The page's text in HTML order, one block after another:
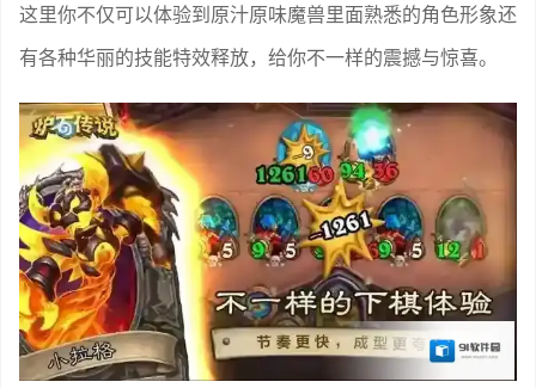
这里你不仅可以体验到原汁原味魔兽里面熟悉的角色形象还
有各种华丽的技能特效释放，给你不一样的震撼与惊喜。